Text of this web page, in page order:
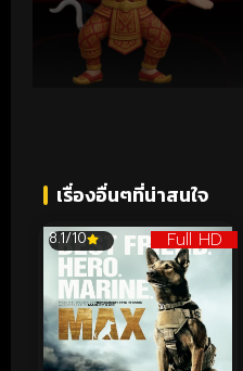
เรื่องอื่นๆที่น่าสนใจ
Full HD
8.1/10